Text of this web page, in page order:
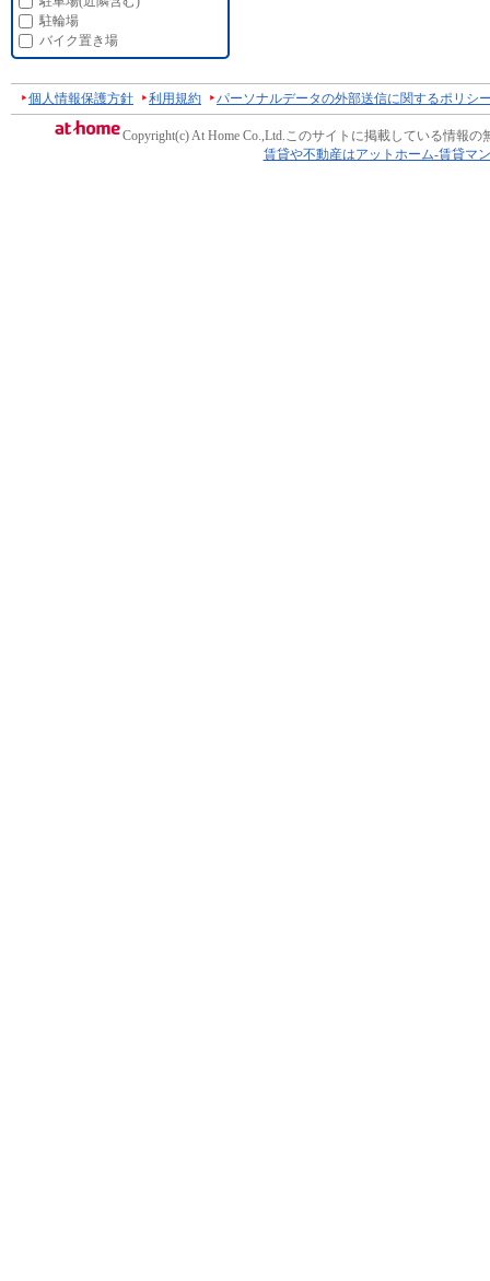
駐輪場
バイク置き場
個人情報保護方針 利用規約 パーソナルデータの外部送信に関するポリシ
Copyright(c) At Home Co.,Ltd.このサイトに掲載している情報の
賃貸や不動産はアットホーム-賃貸マ